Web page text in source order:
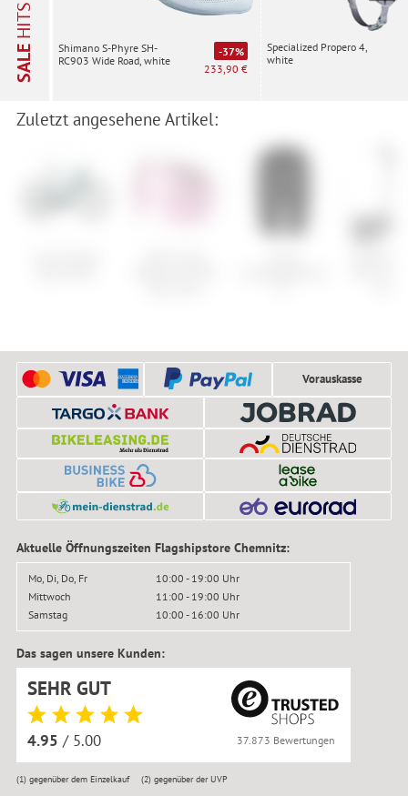
SALE
HITS
Shimano S-Phyre SH-
RC903 Wide Road, white
-37%
233,90 €
Specialized Propero 4,
white
Zuletzt angesehene Artikel:
Vorauskasse
Aktuelle Öffnungszeiten Flagshipstore Chemnitz:
Mo, Di, Do, Fr
10:00 - 19:00 Uhr
Mittwoch
11:00 - 19:00 Uhr
Samstag
10:00 - 16:00 Uhr
Das sagen unsere Kunden:
SEHR GUT
4.95 / 5.00 37.873 Bewertungen
(1)gegenüber dem Einzelkauf (2) gegenüber der UVP